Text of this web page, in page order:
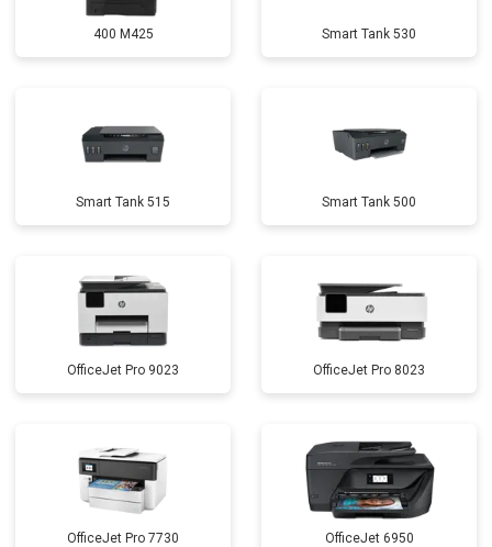
400 M425 Smart Tank 530
Smart Tank 515 Smart Tank 500
OfficeJet Pro 9023 OfficeJet Pro 8023
OfficeJet Pro 7730 OfficeJet 6950